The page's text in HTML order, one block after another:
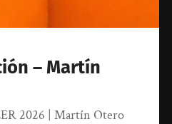
– Martín
2026 | Martín Otero